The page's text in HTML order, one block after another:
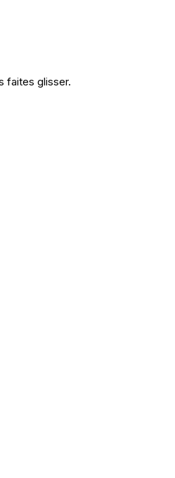
faites glisser.